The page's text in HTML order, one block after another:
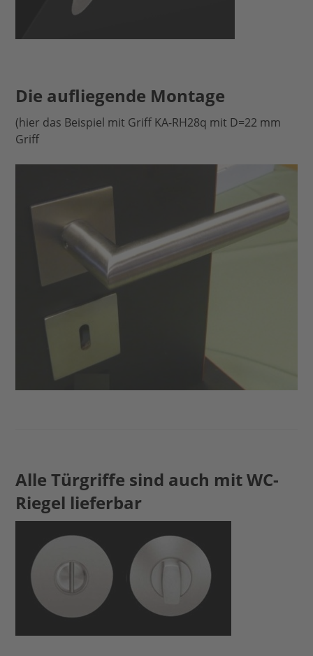
Die aufliegende Montage
(hier das Beispiel mit Griff KA-RH28q mit D=22 mm
Griff
Alle Türgriffe sind auch mit WC-
Riegel lieferbar